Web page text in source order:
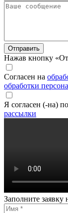
Отправить
Нажав кнопку
Согласен на
обработки
Я согласен (-на)
рассылки
Заполните заявку